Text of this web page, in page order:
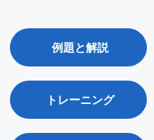
例題と解説
トレーニング